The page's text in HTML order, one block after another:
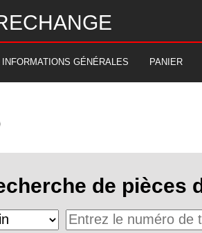
INFORMATIONS GÉNÉRALES PANIER
de pièces